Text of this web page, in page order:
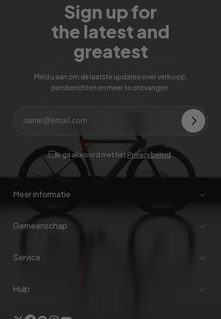
Sign up for
the latest and
greatest
Meld u aan om de laatste updates over verkoop,
persberichten en meer te ontvangen.
Ik ga akkoord met hetPrivacybeleid.
Meer informatie
Gemeenschap
Service
Hulp